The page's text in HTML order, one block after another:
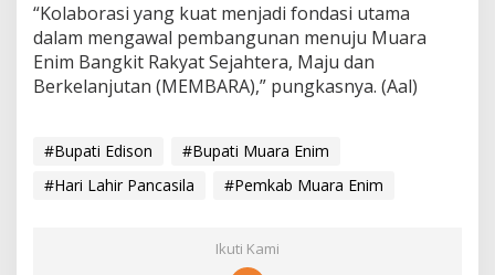
“Kolaborasi yang kuat menjadi fondasi utama
dalam mengawal pembangunan menuju Muara
Enim Bangkit Rakyat Sejahtera, Maju dan
Berkelanjutan (MEMBARA),” pungkasnya. (Aal)
#Bupati Edison
#Bupati Muara Enim
#Hari Lahir Pancasila
#Pemkab Muara Enim
Ikuti Kami